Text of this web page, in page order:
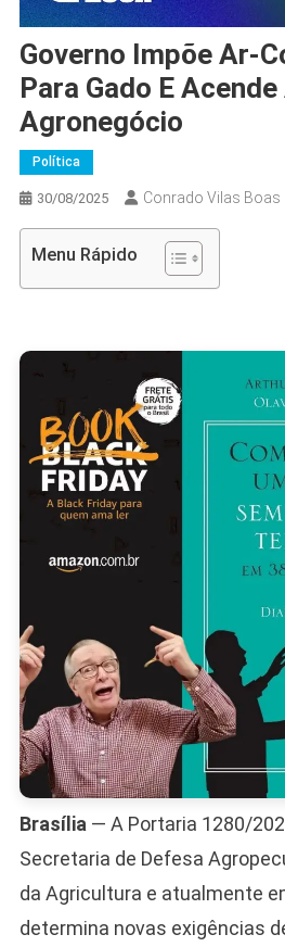
Governo Impõe Ar-
Para Gado E
Agronegócio
Política
30/08/2025 Conrado Vilas Boas
Menu Rápido
Brasília — A Portaria 1280/
Secretaria de Defesa
da Agricultura e atualmente
determina novas exigências